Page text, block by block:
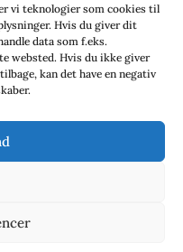
vi teknologier som cookies til
Hvis du giver dit
data som f.eks.
websted. Hvis du ikke giver
kan det have en negativ